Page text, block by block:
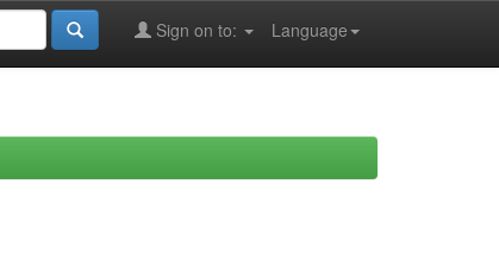
Language
Sign on to: